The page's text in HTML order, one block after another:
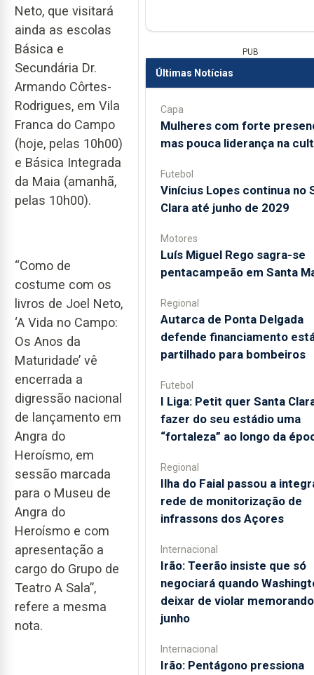
Neto, que visitará
ainda as escolas
Básica e
Secundária Dr.
Armando Côrtes-
Rodrigues, em Vila
Franca do Campo
(hoje, pelas 10h00)
e Básica Integrada
da Maia (amanhã,
pelas 10h00).
“Como de
costume com os
livros de Joel Neto,
‘A Vida no Campo:
Os Anos da
Maturidade’ vê
encerrada a
digressão nacional
de lançamento em
Angra do
Heroísmo, em
sessão marcada
para o Museu de
Angra do
Heroísmo e com
apresentação a
cargo do Grupo de
Teatro A Sala”,
refere a mesma
nota.
PUB
Últimas Notícias
Capa
Mulheres com forte
mas pouca liderança na
Futebol
Vinícius Lopes continua no
Clara até junho de 2029
Motores
Luís Miguel Rego sagra-se
pentacampeão em Santa
Regional
Autarca de Ponta Delgada
defende financiamento
partilhado para bombeiros
Futebol
I Liga: Petit quer Santa
fazer do seu estádio uma
“fortaleza” ao longo da
Regional
Ilha do Faial passou a
rede de monitorização de
infrassons dos Açores
Internacional
Irão: Teerão insiste que só
negociará quando
deixar de violar
junho
Internacional
Irão: Pentágono pressiona